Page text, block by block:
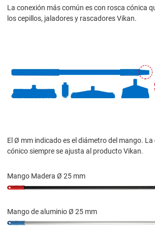
La conexión más común es con rosca cónica
los cepillos, jaladores y rascadores Vikan.
El Ø mm indicado es el diámetro del mango.
cónico siempre se ajusta al producto Vikan.
Mango Madera Ø 25 mm
Mango de aluminio Ø 25 mm